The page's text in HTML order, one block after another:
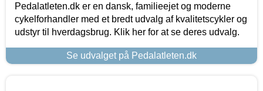
Pedalatleten.dk er en dansk, familieejet og moderne
cykelforhandler med et bredt udvalg af kvalitetscykler og
udstyr til hverdagsbrug. Klik her for at se deres udvalg.
Se udvalget på Pedalatleten.dk